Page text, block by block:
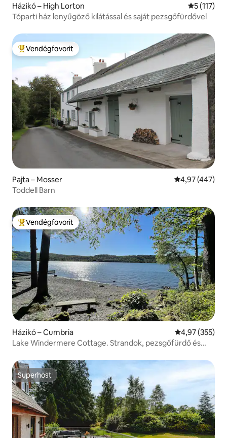
Házikó – High Lorton Átlagos
5 (117)
Tóparti ház lenyűgöző kilátással és saját pezsgőfürdővel
Kiemelt vendégfavorit
Vendégfavorit
Pajta – Mosser Átlagos
4,97 (447)
Toddell Barn
Kiemelt vendégfavorit
Vendégfavorit
Házikó – Cumbria Átlagos
4,97 (355)
Lake Windermere Cottage. Strandok, pezsgőfürdő és
Superhost
Superhost